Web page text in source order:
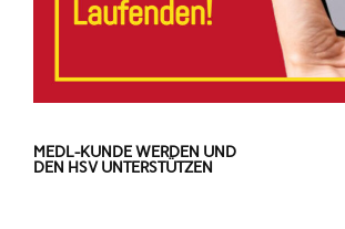
MEDL-KUNDE WERDEN UND
DEN HSV UNTERSTÜTZEN